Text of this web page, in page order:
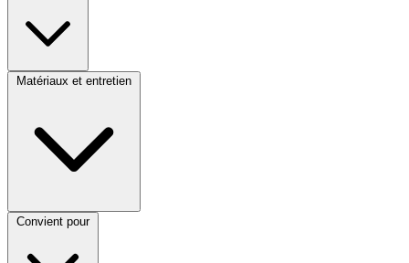
Matériaux et entretien
Convient pour